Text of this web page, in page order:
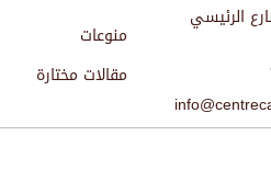
الرئيسي
منوعات
مقالات مختارة